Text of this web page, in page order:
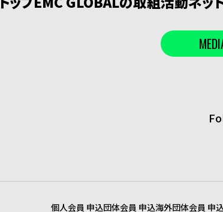
個人会員 申込団体会員 申込海外団体会員 申